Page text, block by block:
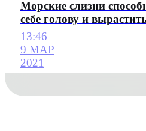
Морские слизни
себе голову и
13:46
9 МАР
2021